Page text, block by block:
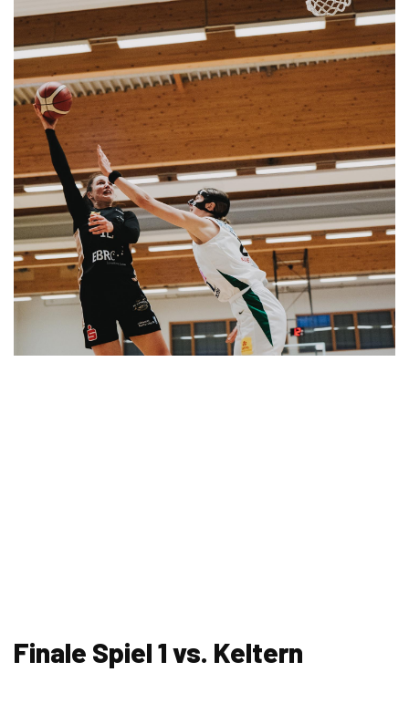
Finale Spiel 1 vs. Keltern